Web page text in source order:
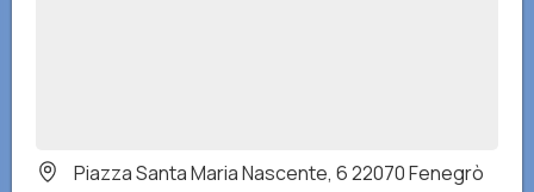
Piazza Santa Maria Nascente, 6 22070 Fenegrò